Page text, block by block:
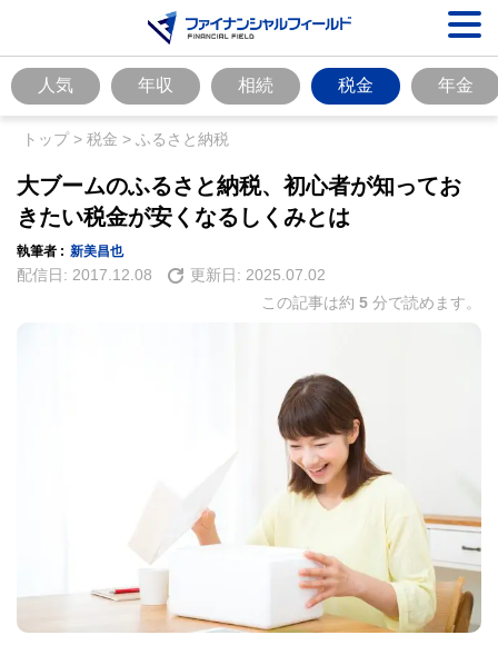
人気 年収 相続 税金 年金
トップ> 税金 > ふるさと納税
大ブームのふるさと納税、初心者が知ってお
きたい税金が安くなるしくみとは
執筆者 : 新美昌也
配信日: 2017.12.08 更新日: 2025.07.02
この記事は約 5 分で読めます。